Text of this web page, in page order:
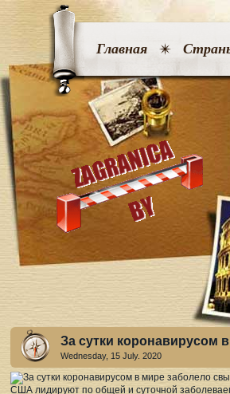
Главная
За сутки коронавирусом
Wednesday, 15 July. 2020
США лидируют по общей и суточной